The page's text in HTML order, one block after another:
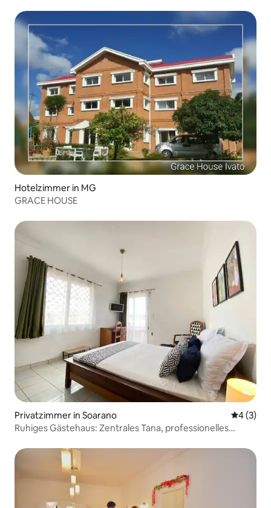
Hotelzimmer in MG
GRACE HOUSE
Privatzimmer in Soarano
4 (3)
Ruhiges Gästehaus: Zentrales Tana, professionelles